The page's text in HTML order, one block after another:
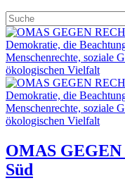
OMAS
Süd